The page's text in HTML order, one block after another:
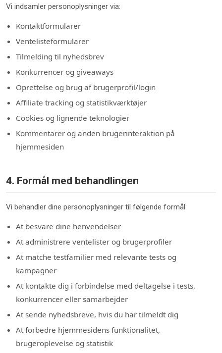
Vi indsamler personoplysninger via:
Kontaktformularer
Ventelisteformularer
Tilmelding til nyhedsbrev
Konkurrencer og giveaways
Oprettelse og brug af brugerprofil/login
Affiliate tracking og statistikværktøjer
Cookies og lignende teknologier
Kommentarer og anden brugerinteraktion på
hjemmesiden
4. Formål med behandlingen
Vi behandler dine personoplysninger til følgende formål:
At besvare dine henvendelser
At administrere ventelister og brugerprofiler
At matche testfamilier med relevante tests og
kampagner
At kontakte dig i forbindelse med deltagelse i tests,
konkurrencer eller samarbejder
At sende nyhedsbreve, hvis du har tilmeldt dig
At forbedre hjemmesidens funktionalitet,
brugeroplevelse og statistik